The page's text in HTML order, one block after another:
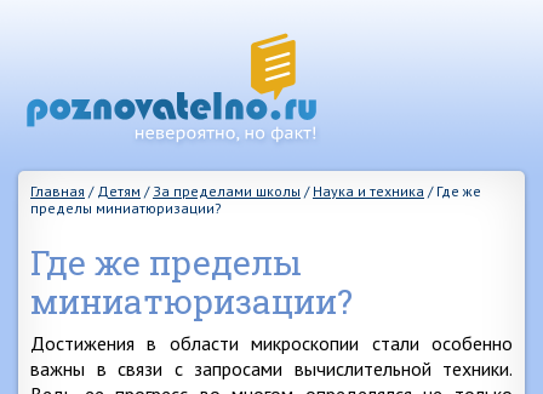
Главная / Детям / За пределами школы / Наука и техника / Где же
пределы миниатюризации?
Где же пределы
миниатюризации?
Достижения в области микроскопии стали особенно
важны в связи с запросами вычислительной техники.